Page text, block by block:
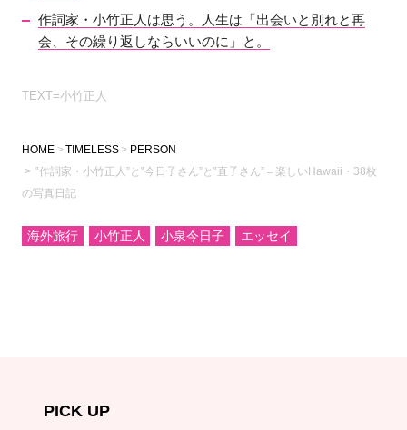
作詞家・小竹正人は思う。人生は「出会いと別れと再
会、その繰り返しならいいのに」と。
TEXT=小竹正人
HOME TIMELESS
PERSON
‟作詞家・小竹正人”と‟今日子さん”と‟直子さん”＝楽しいHawaii・38枚
の写真日記
海外旅行 小竹正人 小泉今日子 エッセイ
PICK UP